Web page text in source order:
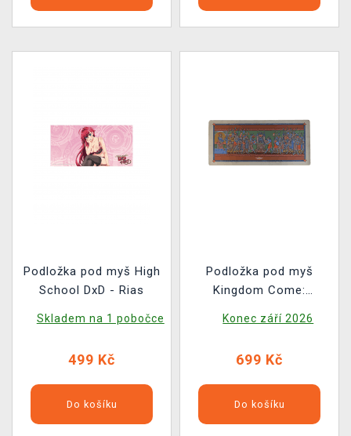
Podložka pod myš High
School DxD - Rias
Skladem na 1 pobočce
499 Kč
Do košíku
Podložka pod myš
Kingdom Come:
Iluminace (89 × 40 cm)
Konec září 2026
699 Kč
Do košíku